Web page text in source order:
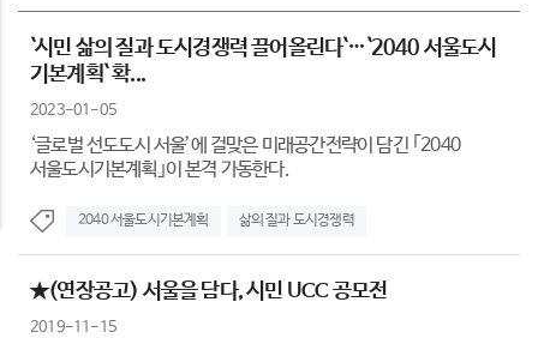
`시민 삶의 질과 도시경쟁력 끌어올린다`…`2040 서울도시
기본계획` 확...
2023-01-05
‘글로벌 선도도시 서울’에 걸맞은 미래공간전략이 담긴 ｢2040
서울도시기본계획｣이 본격 가동한다.
2040 서울도시기본계획 삶의 질과 도시경쟁력
★(연장공고) 서울을 담다, 시민 UCC 공모전
2019-11-15